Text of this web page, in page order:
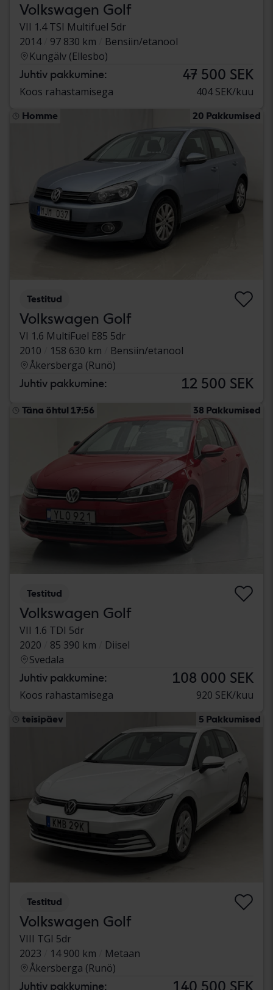
Volkswagen Golf
VII 1.4 TSI Multifuel 5dr
2014
97 830 km
Bensiin/etanool
Kungälv (Ellesbo)
Juhtiv pakkumine: 47 500 SEK
Koos rahastamisega 404 SEK/kuu
Homme 20 Pakkumised
Testitud
Volkswagen Golf
VI 1.6 MultiFuel E85 5dr
2010
158 630 km
Bensiin/etanool
Åkersberga (Runö)
Juhtiv pakkumine: 12 500 SEK
Täna õhtul 17:56 38 Pakkumised
Testitud
Volkswagen Golf
VII 1.6 TDI 5dr
2020
85 390 km
Diisel
Svedala
Juhtiv pakkumine: 108 000 SEK
Koos rahastamisega 920 SEK/kuu
teisipäev 5 Pakkumised
Testitud
Volkswagen Golf
VIII TGI 5dr
2023
14 900 km
Metaan
Åkersberga (Runö)
Juhtiv pakkumine: 140 500 SEK